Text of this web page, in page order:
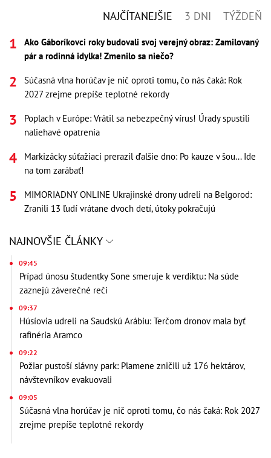
NAJČÍTANEJŠIE 3 DNI TÝŽDEŇ
Ako Gáboríkovci roky budovali svoj verejný obraz: Zamilovaný
pár a rodinná idylka! Zmenilo sa niečo?
Súčasná vlna horúčav je nič oproti tomu, čo nás čaká: Rok
2027 zrejme prepíše teplotné rekordy
Poplach v Európe: Vrátil sa nebezpečný vírus! Úrady spustili
naliehavé opatrenia
Markizácky súťažiaci prerazil ďalšie dno: Po kauze v šou... Ide
na tom zarábať!
MIMORIADNY ONLINE Ukrajinské drony udreli na Belgorod:
Zranili 13 ľudí vrátane dvoch detí, útoky pokračujú
NAJNOVŠIE ČLÁNKY
09:45
Prípad únosu študentky Sone smeruje k verdiktu: Na súde
zaznejú záverečné reči
09:37
Húsíovia udreli na Saudskú Arábiu: Terčom dronov mala byť
rafinéria Aramco
09:22
Požiar pustoší slávny park: Plamene zničili už 176 hektárov,
návštevníkov evakuovali
09:05
Súčasná vlna horúčav je nič oproti tomu, čo nás čaká: Rok 2027
zrejme prepíše teplotné rekordy